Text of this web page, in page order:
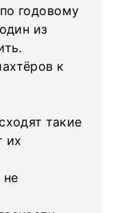
годовому
из
к
такие
их
не